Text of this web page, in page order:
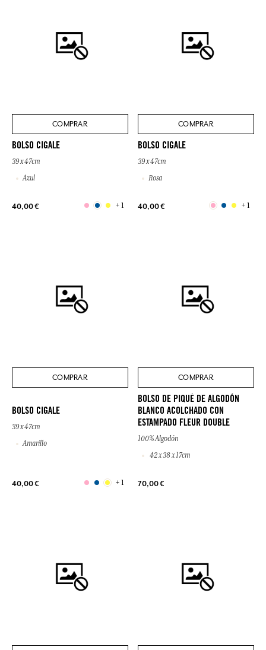
COMPRAR
BOLSO CIGALE
39 x 47cm
Azul
40,00 € + 1
COMPRAR
BOLSO CIGALE
39 x 47cm
Rosa
40,00 € + 1
COMPRAR
BOLSO CIGALE
39 x 47cm
Amarillo
40,00 € + 1
COMPRAR
BOLSO DE PIQUÉ DE ALGODÓN
BLANCO ACOLCHADO CON
ESTAMPADO FLEUR DOUBLE
100% Algodón
42 x 38 x 17cm
70,00 €